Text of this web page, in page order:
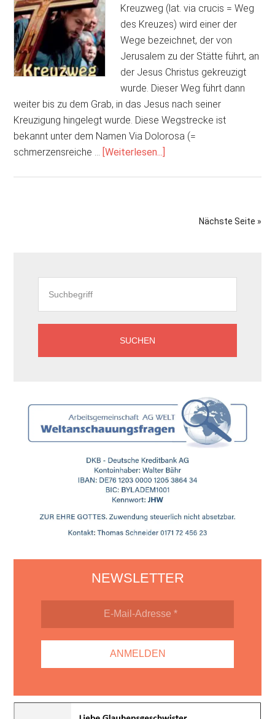
von
Martin
Luther
Kreuzweg (lat. via crucis = Weg
des Kreuzes) wird einer der
Wege bezeichnet, der von
Jerusalem zu der Stätte führt, an
der Jesus Christus gekreuzigt
wurde. Dieser Weg führt dann
weiter bis zu dem Grab, in das Jesus nach seiner
Kreuzigung hingelegt wurde. Diese Wegstrecke ist
bekannt unter dem Namen Via Dolorosa (=
schmerzensreiche … [Weiterlesen...]
Nächste Seite »
NEWSLETTER